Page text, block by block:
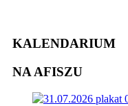
KALENDARIUM
NA AFISZU